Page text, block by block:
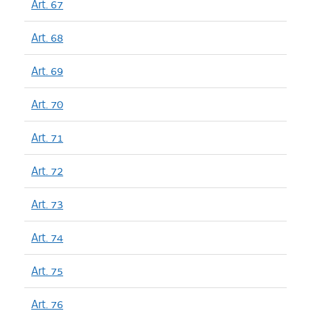
Art. 67
Art. 68
Art. 69
Art. 70
Art. 71
Art. 72
Art. 73
Art. 74
Art. 75
Art. 76